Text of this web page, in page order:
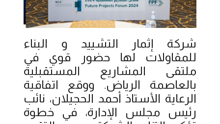
شركة إثمار التشييد و البناء
للمقاولات لها حضور قوي في
ملتقى المشاريع المستقبلية
بالعاصمة الرياض. ووقع اتفاقية
الرعاية الأستاذ أحمد الحجيلان، نائب
رئيس مجلس الإدارة، في خطوة